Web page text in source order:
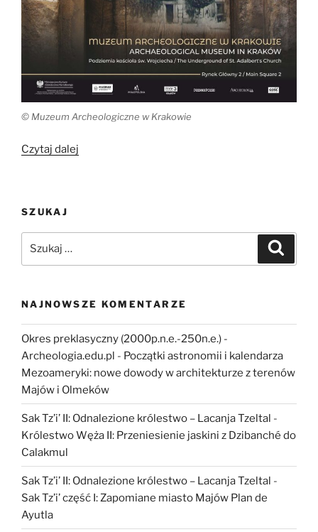
© Muzeum Archeologiczne w Krakowie
Czytaj dalej
Historia
św.
SZUKAJ
NAJNOWSZE KOMENTARZE
Okres preklasyczny (2000p.n.e.-250n.e.) -
Archeologia.edu.pl - Początki astronomii i kalendarza
Mezoameryki: nowe dowody w architekturze z terenów
Majów i Olmeków
Sak Tz’i’ II: Odnalezione królestwo – Lacanja Tzeltal -
Królestwo Węża II: Przeniesienie jaskini z Dzibanché do
Calakmul
Sak Tz’i’ II: Odnalezione królestwo – Lacanja Tzeltal -
Sak Tz’i’ część I: Zapomiane miasto Majów Plan de
Ayutla